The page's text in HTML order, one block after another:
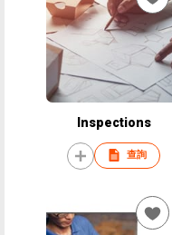
Inspections
查詢